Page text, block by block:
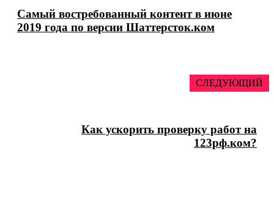
Самый востребованный контент в июне
2019 года по версии Шаттерсток.ком
СЛЕДУЮЩИЙ
Как ускорить проверку работ на
123рф.ком?